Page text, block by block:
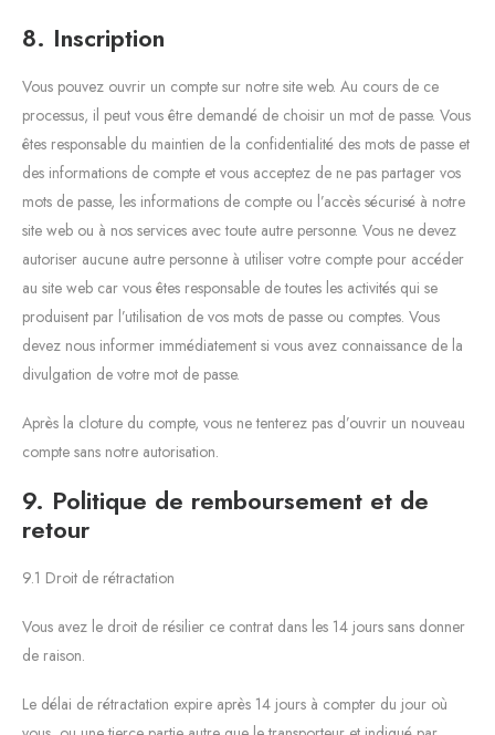
8. Inscription
Vous pouvez ouvrir un compte sur notre site web. Au cours de ce
processus, il peut vous être demandé de choisir un mot de passe. Vous
êtes responsable du maintien de la confidentialité des mots de passe et
des informations de compte et vous acceptez de ne pas partager vos
mots de passe, les informations de compte ou l’accès sécurisé à notre
site web ou à nos services avec toute autre personne. Vous ne devez
autoriser aucune autre personne à utiliser votre compte pour accéder
au site web car vous êtes responsable de toutes les activités qui se
produisent par l’utilisation de vos mots de passe ou comptes. Vous
devez nous informer immédiatement si vous avez connaissance de la
divulgation de votre mot de passe.
Après la cloture du compte, vous ne tenterez pas d’ouvrir un nouveau
compte sans notre autorisation.
9. Politique de remboursement et de
retour
9.1 Droit de rétractation
Vous avez le droit de résilier ce contrat dans les 14 jours sans donner
de raison.
Le délai de rétractation expire après 14 jours à compter du jour où